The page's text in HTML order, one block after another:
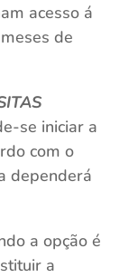
acesso á
de
se iniciar a
com o
dependerá
a opção é
a